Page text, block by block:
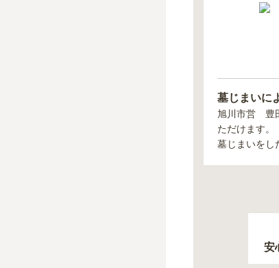
墓じまいに
旭川市営 豊
ただけます。
墓じまいをし
安